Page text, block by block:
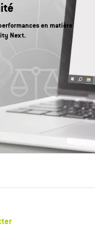
en matière
Next.